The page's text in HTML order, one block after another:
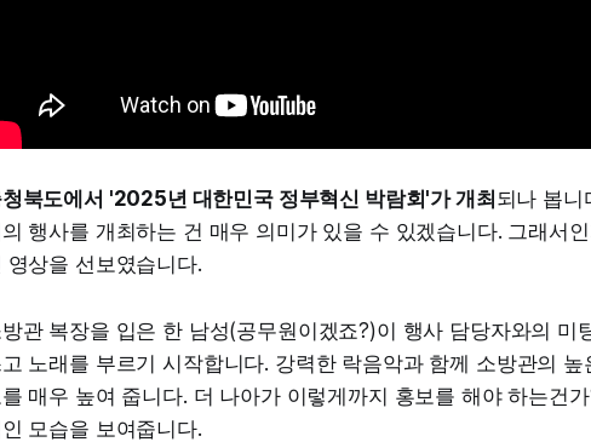
북도에서 '2025년 대한민국 정부혁신 박람회'가 개최되나 봅니
행사를 개최하는 건 매우 의미가 있을 수 있겠습니다. 그래서
영상을 선보였습니다.
관 복장을 입은 한 남성(공무원이겠죠?)이 행사 담당자와의 미
노래를 부르기 시작합니다. 강력한 락음악과 함께 소방관의
를 매우 높여 줍니다. 더 나아가 이렇게까지 홍보를 해야 하는건
모습을 보여줍니다.